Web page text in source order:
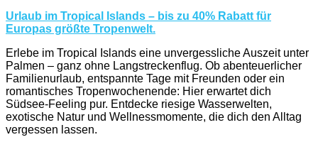
Urlaub im Tropical Islands – bis zu 40% Rabatt für
Europas größte Tropenwelt.
Erlebe im Tropical Islands eine unvergessliche Auszeit unter
Palmen – ganz ohne Langstreckenflug. Ob abenteuerlicher
Familienurlaub, entspannte Tage mit Freunden oder ein
romantisches Tropenwochenende: Hier erwartet dich
Südsee-Feeling pur. Entdecke riesige Wasserwelten,
exotische Natur und Wellnessmomente, die dich den Alltag
vergessen lassen.